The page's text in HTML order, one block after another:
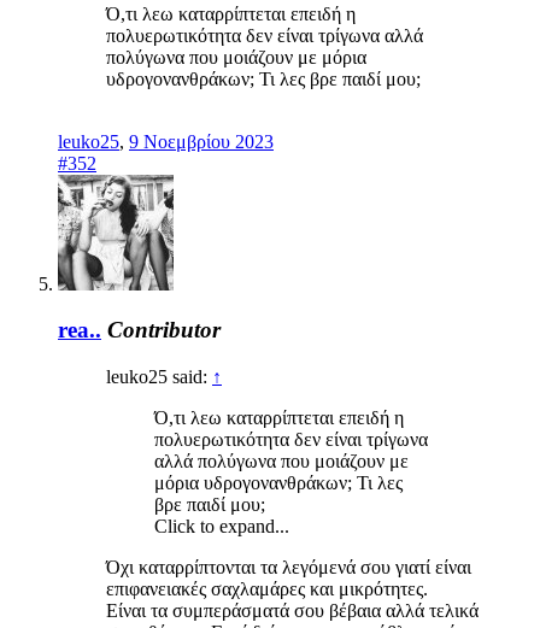
Ό,τι λεω καταρρίπτεται επειδή η
πολυερωτικότητα δεν είναι τρίγωνα αλλά
πολύγωνα που μοιάζουν με μόρια
υδρογονανθράκων; Τι λες βρε παιδί μου;
leuko25, 9 Νοεμβρίου 2023
#352
rea.. Contributor
leuko25 said: ↑
Ό,τι λεω καταρρίπτεται επειδή η
πολυερωτικότητα δεν είναι τρίγωνα
αλλά πολύγωνα που μοιάζουν με
μόρια υδρογονανθράκων; Τι λες
βρε παιδί μου;
Click to expand...
Όχι καταρρίπτονται τα λεγόμενά σου γιατί είναι
επιφανειακές σαχλαμάρες και μικρότητες.
Είναι τα συμπεράσματά σου βέβαια αλλά τελικά